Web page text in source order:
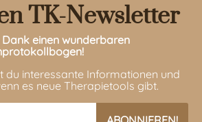
TK-Newsletter
einen wunderbaren
du interessante Informationen und
es neue Therapietools gibt.